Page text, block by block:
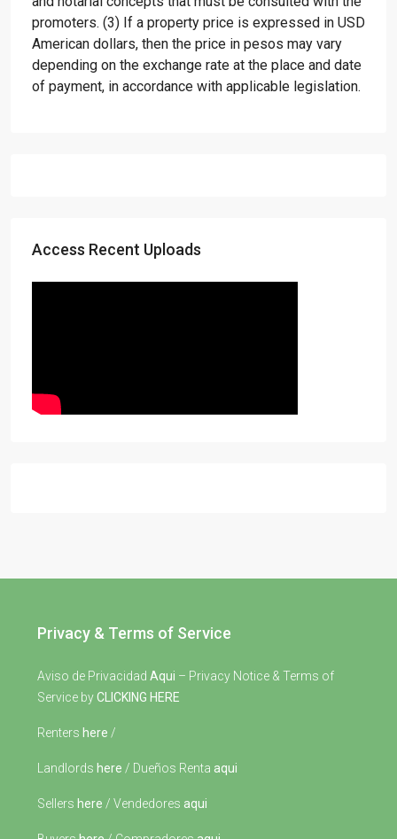
promoters. (3) If a property price is expressed in USD
American dollars, then the price in pesos may vary
depending on the exchange rate at the place and date
of payment, in accordance with applicable legislation.
Access Recent Uploads
Privacy & Terms of Service
Aviso de Privacidad Aqui – Privacy Notice & Terms of
Service byCLICKING HERE
Renters here /
Landlords here / Dueños Renta aqui
Sellers here / Vendedores aqui